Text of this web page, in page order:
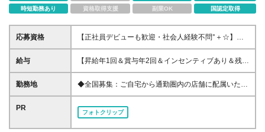
時短勤務あり
資格取得支援 副業OK 国認定取得
応募資格
【正社員デビューも歓迎・社会人経験不問°＋☆】
（アルバイト・パート経験しかなく正社員デビューし
たいという方も歓迎します。） ◎学歴不問 ◎経験不
興味がある方 ・人とお話することが好きな方 ・プラ
イベートと両立しながら働きたい方 ・安定した会社
給与
【昇給年1回＆賞与年2回＆インセンティブあり＆残業
代全額支給】 ●月給23万0000円以上＋毎月のイン
センティブ＋残業代+賞与[関東・関西・東海] ●月給
人ノルマはなく、毎月の店舗売上にもとづきスタッフ
勤務地
◆全国募集：ご自宅から通勤圏内の店舗に配属いたし
ます 【関東】東京／千葉／神奈川／埼玉／茨城／群
馬 【東海】愛知／静岡／三重／岐阜 【北陸】石川
【関西】和歌山／大阪／兵庫／京都／滋賀 【中四
国】広島／山口／高知／徳島 【九州】福岡／佐賀／
PR
フォトクリップ